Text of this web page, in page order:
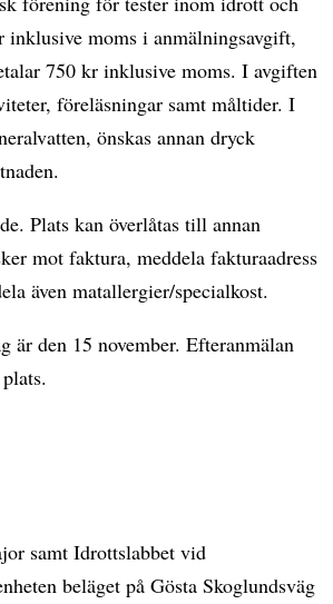
inklusive moms i anmälningsavgift,
750 kr inklusive moms. I avgiften
föreläsningar samt måltider. I
önskas annan dryck
Plats kan överlåtas till annan
mot faktura, meddela fakturaadress
även matallergier/specialkost.
är den 15 november. Efteranmälan
samt Idrottslabbet vid
beläget på Gösta Skoglundsväg